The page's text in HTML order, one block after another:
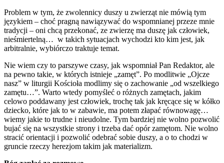
Problem w tym, że zwolennicy duszy u zwierząt nie mówią tym
językiem – choć pragną nawiązywać do wspomnianej przeze mnie
tradycji – oni chcą przekonać, ze zwierzę ma duszę jak człowiek,
nieśmiertelną… w takich sytuacjach wychodzi kto kim jest, jak
arbitralnie, wybiórczo traktuje temat.
Nie wiem czy to parszywe czasy, jak wspomniał Pan Redaktor, ale
na pewno takie, w których istnieje „zamęt”. Po modlitwie „Ojcze
nasz” w liturgii Kościoła modlimy się o zachowanie „od wszelkiego
zamętu…”. Warto wtedy pomyśleć o różnych zamętach, jakim
celowo poddawany jest człowiek, trochę tak jak kręcące się w kółko
dziecko, które jak to w zabawie, ma potem złapać równowagę…
wiemy jakie to trudne i nieudolne. Tym bardziej nie wolno pozwolić
bujać się na wszystkie strony i trzeba dać opór zamętom. Nie wolno
stracić orientacji i pozwolić odebrać sobie duszy, a o to chodzi w
gruncie rzeczy herezjom takim jak materializm.